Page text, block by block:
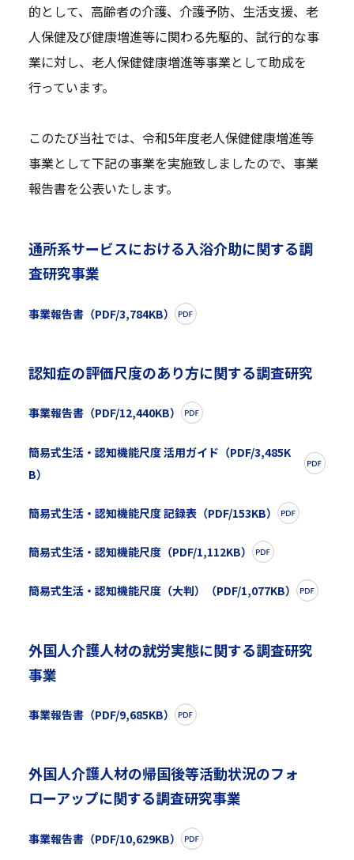
的として、高齢者の介護、介護予防、生活支援、老
人保健及び健康増進等に関わる先駆的、試行的な事
業に対し、老人保健健康増進等事業として助成を
行っています。
このたび当社では、令和5年度老人保健健康増進等
事業として下記の事業を実施致しましたので、事業
報告書を公表いたします。
通所系サービスにおける入浴介助に関する調
査研究事業
事業報告書（PDF/3,784KB）
認知症の評価尺度のあり方に関する調査研究
事業報告書（PDF/12,440KB）
簡易式生活・認知機能尺度 活用ガイド（PDF/3,485K
B）
簡易式生活・認知機能尺度 記録表（PDF/153KB）
簡易式生活・認知機能尺度（PDF/1,112KB）
簡易式生活・認知機能尺度（大判）（PDF/1,077KB）
外国人介護人材の就労実態に関する調査研究
事業
事業報告書（PDF/9,685KB）
外国人介護人材の帰国後等活動状況のフォ
ローアップに関する調査研究事業
事業報告書（PDF/10,629KB）